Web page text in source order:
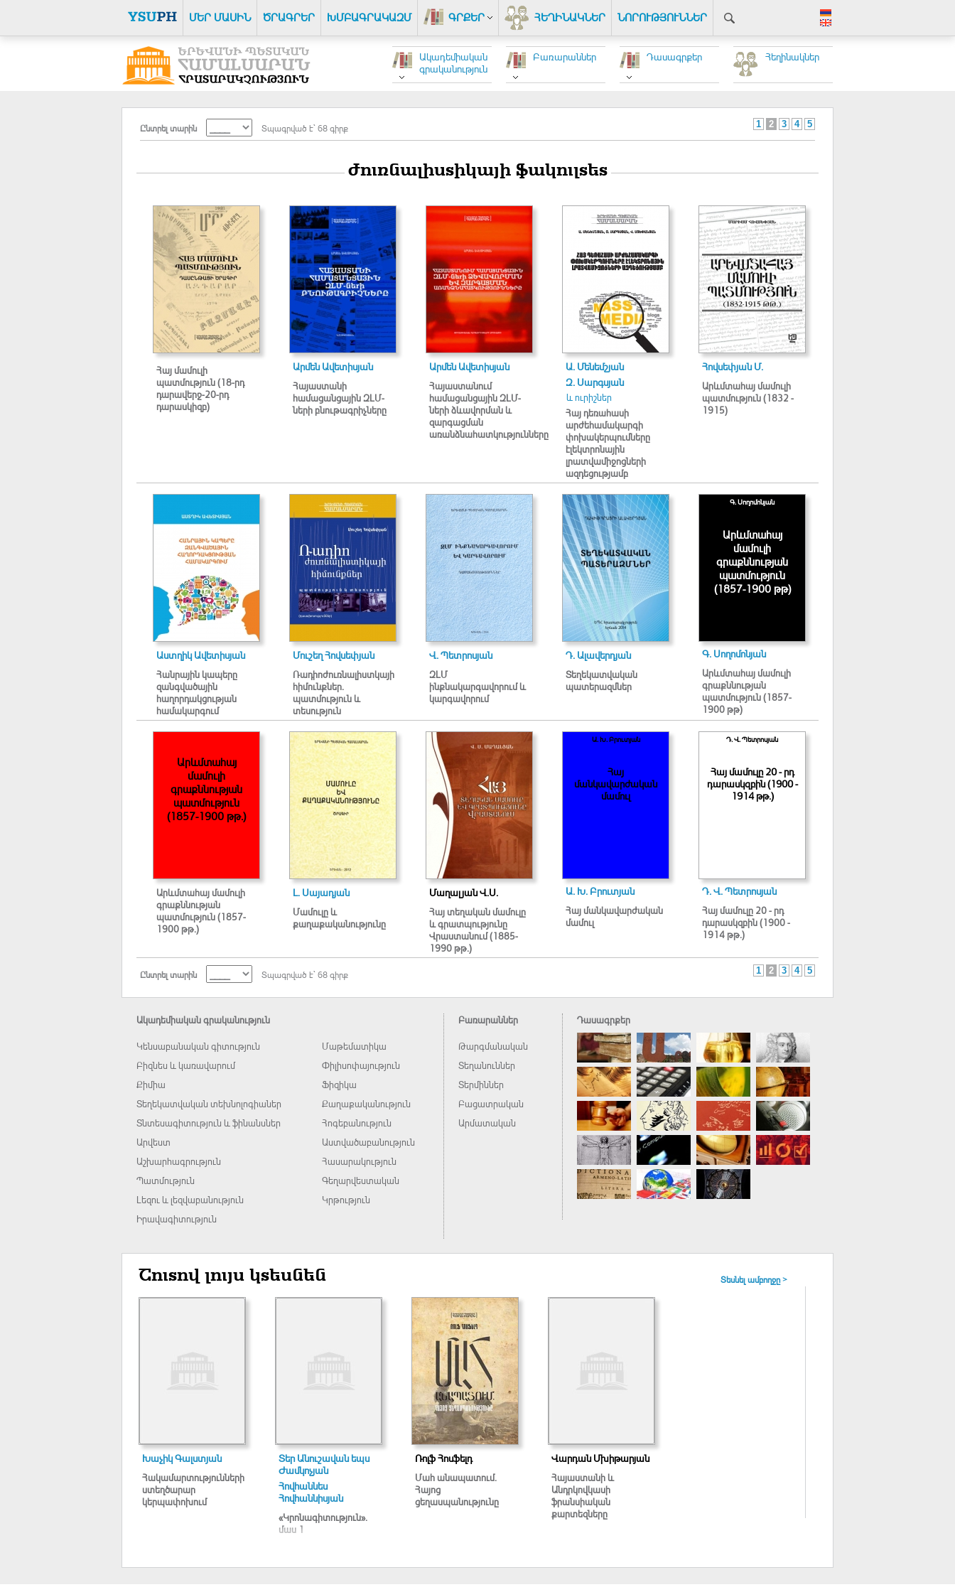
ՄԵՐ ՄԱՍԻՆ ԾՐԱԳՐԵՐ ԽՄԲԱԳՐԱԿԱԶՄ ԳՐՔԵՐ ՀԵՂԻՆԱԿՆԵՐ ՆՈՐՈՒԹՅՈՒՆՆԵՐ
Հեղինակներ
Դասագրքեր
Բառարաններ
Ակադեմիական
գրականություն
Ընտրել տարին Տպագրված է` 68 գիրք 1 2 3 4 5
Ժուռնալիստիկայի ֆակուլտետ
Հայ մամուլի
պատմություն (18-րդ
դարավերջ-20-րդ
դարասկիզբ)
Արմեն Ավետիսյան
Հայաստանի
համացանցային ԶԼՄ-
ների բնութագրիչները
Արմեն Ավետիսյան
Հայաստանում
համացանցային ԶԼՄ-
ների ձևավորման և
զարգացման
առանձնահատկությունները
Ա. Մենեմշյան
Զ. Սարգսյան
և ուրիշներ
Հայ դեռահասի
արժեհամակարգի
փոխակերպումները
էլեկտրոնային
լրատվամիջոցների
ազդեցությամբ
Հովսեփյան Մ.
Արևմտահայ մամուլի
պատմություն (1832 -
1915)
Աստղիկ Ավետիսյան
Հանրային կապերը
զանգվածային
հաղորդակցության
համակարգում
Մուշեղ Հովսեփյան
Ռադիոժուռնալիստկայի
հիմունքներ.
պատմություն և
տեսություն
Վ. Պետրոսյան
ԶԼՄ
ինքնակարգավորում և
կարգավորում
Դ. Ալավերդյան
Տեղեկատվական
պատերազմներ
Գ. Սողոմոնյան
Արևմտահայ
մամուլի
գրաքննության
պատմություն
(1857-1900 թթ)
Գ. Սողոմոնյան
Արևմտահայ մամուլի
գրաքննության
պատմություն (1857-
1900 թթ)
Արևմտահայ
մամուլի
գրաքննության
պատմություն
(1857-1900 թթ.)
Արևմտահայ մամուլի
գրաքննության
պատմություն (1857-
1900 թթ.)
Լ. Սայադյան
Մամուլը և
քաղաքականությունը
Մաղալյան Վ.Ս.
Հայ տեղական մամուլը
և գրատպությունը
Վրաստանում (1885-
1990 թթ.)
Ա. Խ. Բրուտյան
Հայ
մանկավարժական
մամուլ
Ա. Խ. Բրուտյան
Հայ մանկավարժական
մամուլ
Դ. Վ. Պետրոսյան
Հայ մամուլը 20 - րդ
դարասկզբին (1900 -
1914 թթ.)
Դ. Վ. Պետրոսյան
Հայ մամուլը 20 - րդ
դարասկզբին (1900 -
1914 թթ.)
Ընտրել տարին Տպագրված է` 68 գիրք 1 2 3 4 5
Ակադեմիական գրականություն
Կենսաբանական գիտություն
Բիզնես և կառավարում
Քիմիա
Տեղեկատվական տեխնոլոգիաներ
Տնտեսագիտություն և ֆինանսներ
Արվեստ
Աշխարհագրություն
Պատմություն
Լեզու և լեզվաբանություն
Իրավագիտություն
Մաթեմատիկա
Փիլիսոփայություն
Ֆիզիկա
Քաղաքականություն
Հոգեբանություն
Աստվածաբանություն
Հասարակություն
Գեղարվեստական
Կրթություն
Բառարաններ
Թարգմանական
Տեղանուններ
Տերմիններ
Բացատրական
Արմատական
Դասագրքեր
Շուտով լույս կտեսնեն Տեսնել ամբողջը >
Խաչիկ Գալստյան
Հակամարտությունների
ստեղծարար
կերպափոխում
Տեր Անուշավան եպս
Ժամկոչյան
Հովհաննես
Հովհաննիսյան
«Կրոնագիտություն».
մաս 1
Ռոլֆ Հոսֆելդ
Մահ անապատում.
Հայոց
ցեղասպանությունը
Վարդան Մխիթարյան
Հայաստանի և
Անդրկովկասի
ֆրանսիական
քարտեզները